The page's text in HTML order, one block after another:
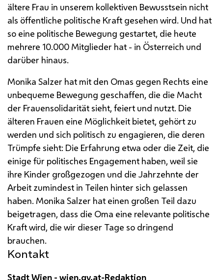
ältere Frau in unserem kollektiven Bewusstsein nicht
als öffentliche politische Kraft gesehen wird. Und hat
so eine politische Bewegung gestartet, die heute
mehrere 10.000 Mitglieder hat - in Österreich und
darüber hinaus.
Monika Salzer hat mit den Omas gegen Rechts eine
unbequeme Bewegung geschaffen, die die Macht
der Frauensolidarität sieht, feiert und nutzt. Die
älteren Frauen eine Möglichkeit bietet, gehört zu
werden und sich politisch zu engagieren, die deren
Trümpfe sieht: Die Erfahrung etwa oder die Zeit, die
einige für politisches Engagement haben, weil sie
ihre Kinder großgezogen und die Jahrzehnte der
Arbeit zumindest in Teilen hinter sich gelassen
haben. Monika Salzer hat einen großen Teil dazu
beigetragen, dass die Oma eine relevante politische
Kraft wird, die wir dieser Tage so dringend
brauchen.
Kontakt
Stadt Wien - wien.gv.at-Redaktion